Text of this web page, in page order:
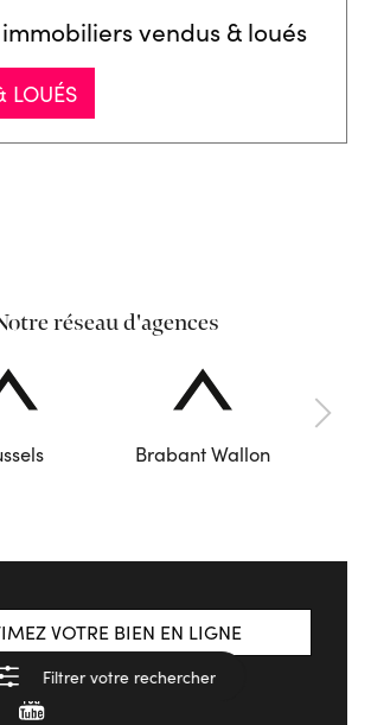
vendus & loués
LOUÉS
Filtrer votre rechercher
réseau d'agences
Brabant Wallon
VOTRE BIEN EN LIGNE